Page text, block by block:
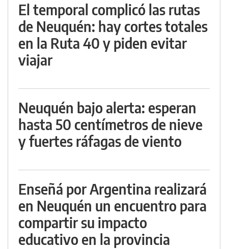
El temporal complicó las rutas
de Neuquén: hay cortes totales
en la Ruta 40 y piden evitar
viajar
Neuquén bajo alerta: esperan
hasta 50 centímetros de nieve
y fuertes ráfagas de viento
Enseñá por Argentina realizará
en Neuquén un encuentro para
compartir su impacto
educativo en la provincia